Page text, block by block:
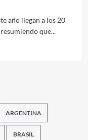
año llegan a los 20
que...
ARGENTINA
BRASIL